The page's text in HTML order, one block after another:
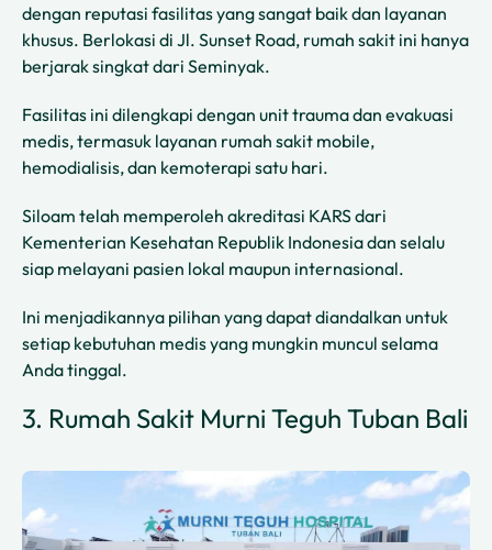
dengan reputasi fasilitas yang sangat baik dan layanan
khusus. Berlokasi di Jl. Sunset Road, rumah sakit ini hanya
berjarak singkat dari Seminyak.
Fasilitas ini dilengkapi dengan unit trauma dan evakuasi
medis, termasuk layanan rumah sakit mobile,
hemodialisis, dan kemoterapi satu hari.
Siloam telah memperoleh akreditasi KARS dari
Kementerian Kesehatan Republik Indonesia dan selalu
siap melayani pasien lokal maupun internasional.
Ini menjadikannya pilihan yang dapat diandalkan untuk
setiap kebutuhan medis yang mungkin muncul selama
Anda tinggal.
3. Rumah Sakit Murni Teguh Tuban Bali